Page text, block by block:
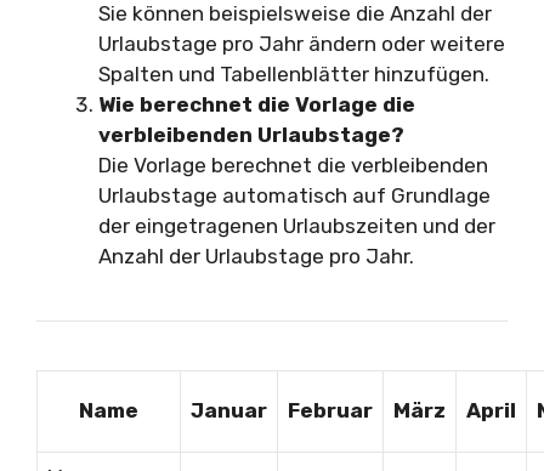
Sie können beispielsweise die Anzahl der
Urlaubstage pro Jahr ändern oder weitere
Spalten und Tabellenblätter hinzufügen.
Wie berechnet die Vorlage die
verbleibenden Urlaubstage?
Die Vorlage berechnet die verbleibenden
Urlaubstage automatisch auf Grundlage
der eingetragenen Urlaubszeiten und der
Anzahl der Urlaubstage pro Jahr.
Name Januar Februar März April